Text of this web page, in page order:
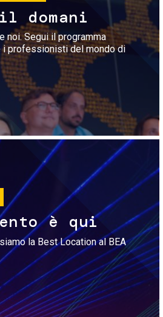
domani
noi. Segui il programma
professionisti del mondo di
è qui
la Best Location al BEA